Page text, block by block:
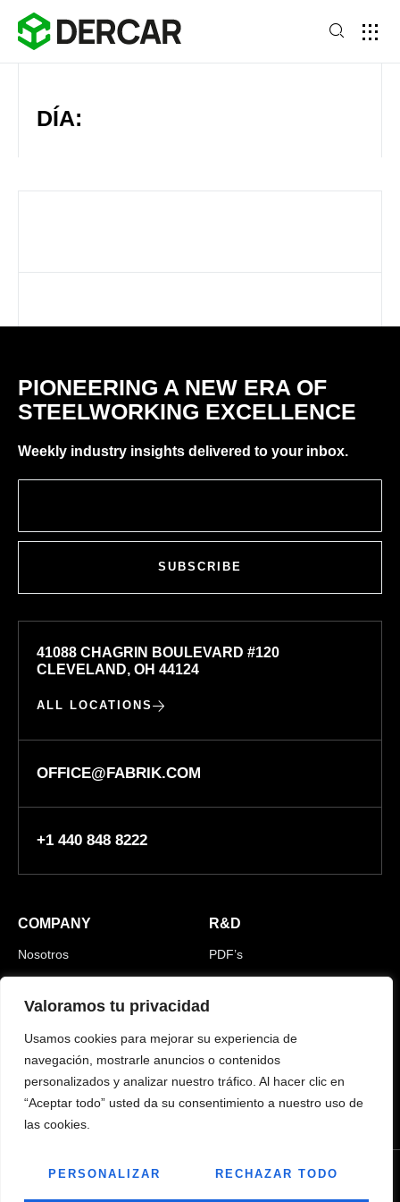
Valoramos tu privacidad
Usamos cookies para mejorar su experiencia de
navegación, mostrarle anuncios o contenidos
personalizados y analizar nuestro tráfico. Al hacer clic en
“Aceptar todo” usted da su consentimiento a nuestro uso de
las cookies.
PERSONALIZAR RECHAZAR TODO
DÍA:
PIONEERING A NEW ERA OF
STEELWORKING EXCELLENCE
Weekly industry insights delivered to your inbox.
SUBSCRIBE
41088 CHAGRIN BOULEVARD #120
CLEVELAND, OH 44124
ALL LOCATIONS
OFFICE@FABRIK.COM
+1 440 848 8222
COMPANY
Nosotros
Fes-te client
R&D
PDF’s
MEDIA
Video & Imatges
CAREERS